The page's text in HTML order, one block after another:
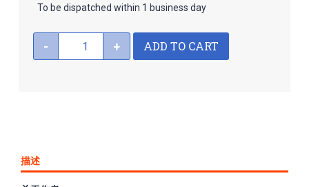
To be dispatched within 1 business day
- + ADD TO CART
描述